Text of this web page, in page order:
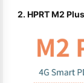
2. HPRT M2